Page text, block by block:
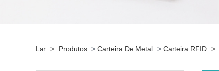
Lar > Produtos > Carteira De Metal > Carteira RFID >